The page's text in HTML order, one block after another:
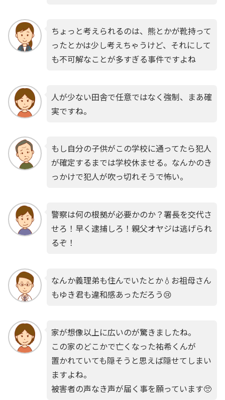
ちょっと考えられるのは、熊とかが靴持って
ったとかは少し考えちゃうけど、それにして
も不可解なことが多すぎる事件ですよね
人が少ない田舎で任意ではなく強制、まあ確
実ですね。
もし自分の子供がこの学校に通ってたら犯人
が確定するまでは学校休ませる。なんかのき
っかけで犯人が吹っ切れそうで怖い。
警察は何の根拠が必要かのか？署長を交代さ
せろ！早く逮捕しろ！親父オヤジは逃げられ
るぞ！
なんか義理弟も住んでいたとか💧お祖母さん
もゆき君も違和感あっただろう😢
家が想像以上に広いのが驚きましたね。
この家のどこかで亡くなった祐希くんが
置かれていても隠そうと思えば隠せてしまい
ますよね。
被害者の声なき声が届く事を願っています🥺